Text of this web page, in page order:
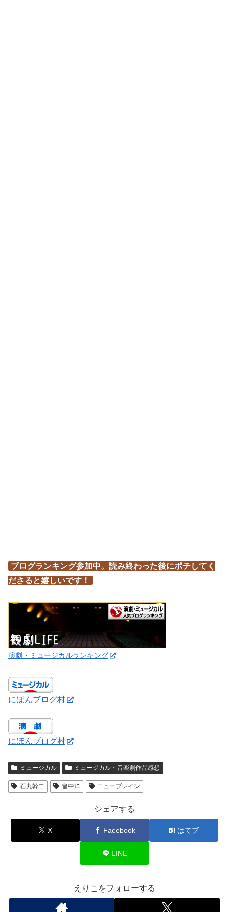
ブログランキング参加中。読み終わった後にポチしてく
ださると嬉しいです！
演劇・ミュージカルランキング
にほんブログ村
にほんブログ村
ミュージカル ミュージカル・音楽劇作品感想
石丸幹二 畠中洋 ニューブレイン
シェアする
X Facebook はてブ
LINE
えりこをフォローする